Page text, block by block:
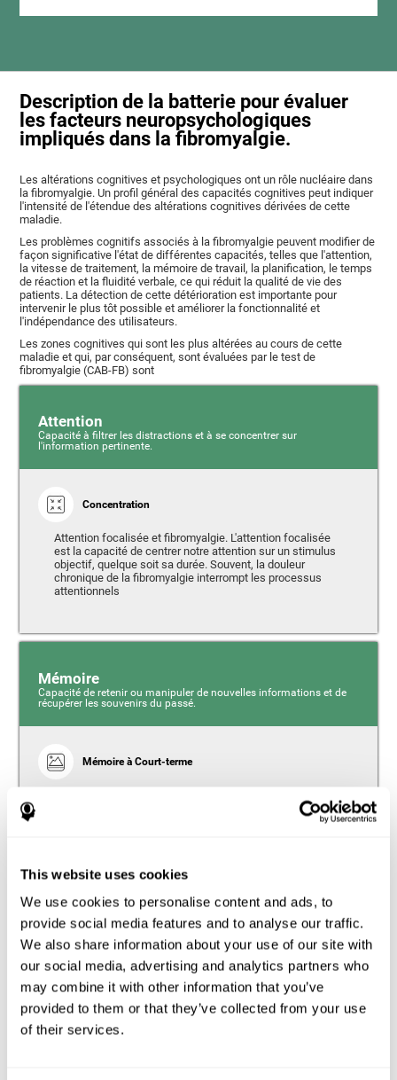
This website uses cookies
We use cookies to personalise content and ads, to
provide social media features and to analyse our traffic.
We also share information about your use of our site with
our social media, advertising and analytics partners who
may combine it with other information that you’ve
provided to them or that they’ve collected from your use
of their services.
Description de la batterie pour évaluer
les facteurs neuropsychologiques
impliqués dans la fibromyalgie.
Les altérations cognitives et psychologiques ont un rôle nucléaire dans
la fibromyalgie. Un profil général des capacités cognitives peut indiquer
l'intensité de l'étendue des altérations cognitives dérivées de cette
maladie.
Les problèmes cognitifs associés à la fibromyalgie peuvent modifier de
façon significative l'état de différentes capacités, telles que l'attention,
la vitesse de traitement, la mémoire de travail, la planification, le temps
de réaction et la fluidité verbale, ce qui réduit la qualité de vie des
patients. La détection de cette détérioration est importante pour
intervenir le plus tôt possible et améliorer la fonctionnalité et
l'indépendance des utilisateurs.
Les zones cognitives qui sont les plus altérées au cours de cette
maladie et qui, par conséquent, sont évaluées par le test de
fibromyalgie (CAB-FB) sont
Attention
Capacité à filtrer les distractions et à se concentrer sur
l'information pertinente.
Concentration
Attention focalisée et fibromyalgie. L'attention focalisée
est la capacité de centrer notre attention sur un stimulus
objectif, quelque soit sa durée. Souvent, la douleur
chronique de la fibromyalgie interrompt les processus
attentionnels
Mémoire
Capacité de retenir ou manipuler de nouvelles informations et de
récupérer les souvenirs du passé.
Mémoire à Court-terme
court terme est la capacité de conserver une petite
touchées par la fibromyalgie, ainsi que plusieurs de ses
Mémoire de Travail
La mémoire de travail, également appelée mémoire
opérative, peut être définie comme l'ensemble des
processus qui nous permettent de stocker et de
manipuler temporairement des informations pour
effectuer des tâches cognitives complexes telles que la
compréhension du langage, la lecture, les compétences